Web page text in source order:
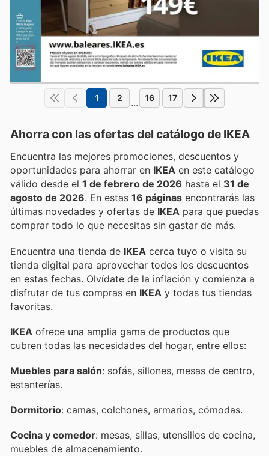
1 2 ... 16 17
Ahorra con las ofertas del catálogo de IKEA
Encuentra las mejores promociones, descuentos y
oportunidades para ahorrar en IKEA en este catálogo
válido desde el 1 de febrero de 2026 hasta el 31 de
agosto de 2026 . En estas 16 páginas encontrarás las
últimas novedades y ofertas de IKEA para que puedas
comprar todo lo que necesitas sin gastar de más.
Encuentra una tienda de IKEA cerca tuyo o visita su
tienda digital para aprovechar todos los descuentos
en estas fechas. Olvídate de la inflación y comienza a
disfrutar de tus compras en IKEA y todas tus tiendas
favoritas.
IKEA ofrece una amplia gama de productos que
cubren todas las necesidades del hogar, entre ellos:
Muebles para salón: sofás, sillones, mesas de centro,
estanterías.
Dormitorio: camas, colchones, armarios, cómodas.
Cocina y comedor: mesas, sillas, utensilios de cocina,
muebles de almacenamiento.